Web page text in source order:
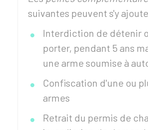
suivantes peuvent s'y
Interdiction de détenir
porter, pendant 5 ans
une arme soumise à
Confiscation d'une ou
armes
Retrait du permis de